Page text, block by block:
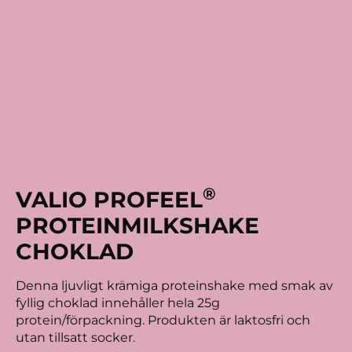
VALIO PROFEEL®
PROTEINMILKSHAKE
CHOKLAD
Denna ljuvligt krämiga proteinshake med smak av
fyllig choklad innehåller hela 25g
protein/förpackning. Produkten är laktosfri och
utan tillsatt socker.